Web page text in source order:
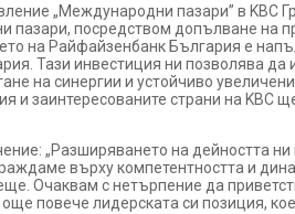
„Международни пазари” в KBC
посредством допълване на
на Райфайзенбанк България е
Тази инвестиция ни позволява да
на синергии и устойчиво
заинтересованите страни на KBC
„Разширяването на дейността
върху компетентността и
Очаквам с нетърпение да
повече лидерската си позиция,